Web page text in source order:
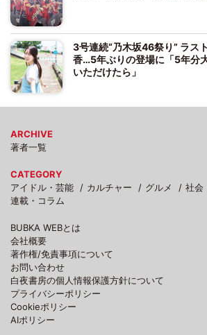
3号連続“乃木坂46祭り” ラス
香…5年ぶりの登場に「5年分
いただけたら」
ARCHIVE
著者一覧
CATEGORY
アイドル・芸能
カルチャー グルメ 社会
連載・コラム
BUBKA WEBとは
会社概要
著作権/免責事項について
お問い合わせ
白夜書房の個人情報保護方針について
プライバシーポリシー
Cookieポリシー
AIポリシー